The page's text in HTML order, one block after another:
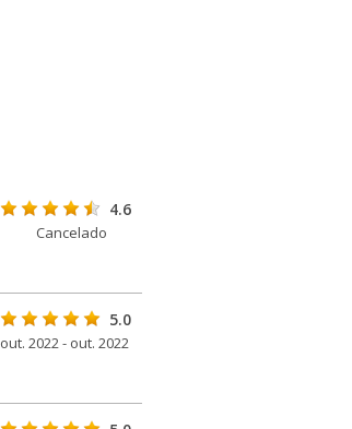
4.6
Cancelado
5.0
out. 2022 - out. 2022